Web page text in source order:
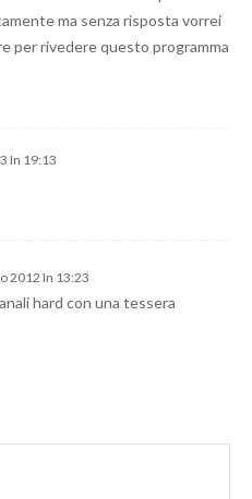
ma senza risposta vorrei
per rivedere questo programma
In 19:13
2012 In 13:23
hard con una tessera